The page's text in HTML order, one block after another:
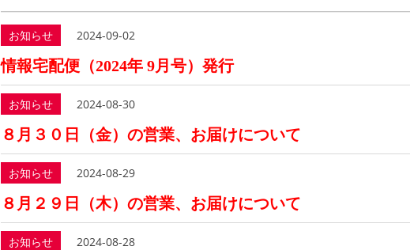
お知らせ 2024-09-02
情報宅配便（2024年 9月号）発行
お知らせ 2024-08-30
８月３０日（金）の営業、お届けについて
お知らせ 2024-08-29
８月２９日（木）の営業、お届けについて
お知らせ 2024-08-28